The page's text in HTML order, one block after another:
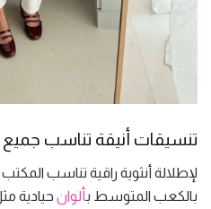
تنسيقات أنيقة تناسب جميع
لإطلالة أنثوية راقية تناسب
بالكعب المتوسط بألوان حيادية